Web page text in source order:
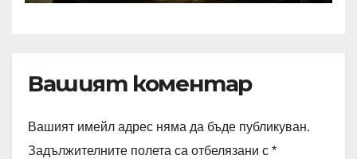
Вашият коментар
Вашият имейл адрес няма да бъде публикуван.
Задължителните полета са отбелязани с *